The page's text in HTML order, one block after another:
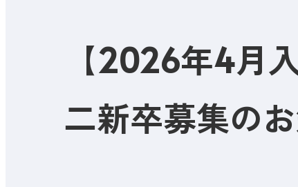
【2026年4月
二新卒募集の